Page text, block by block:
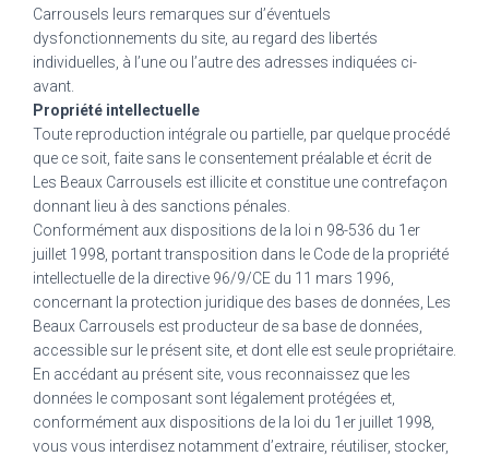
Carrousels leurs remarques sur d’éventuels
dysfonctionnements du site, au regard des libertés
individuelles, à l’une ou l’autre des adresses indiquées ci-
avant.
Propriété intellectuelle
Toute reproduction intégrale ou partielle, par quelque procédé
que ce soit, faite sans le consentement préalable et écrit de
Les Beaux Carrousels est illicite et constitue une contrefaçon
donnant lieu à des sanctions pénales.
Conformément aux dispositions de la loi n 98-536 du 1er
juillet 1998, portant transposition dans le Code de la propriété
intellectuelle de la directive 96/9/CE du 11 mars 1996,
concernant la protection juridique des bases de données, Les
Beaux Carrousels est producteur de sa base de données,
accessible sur le présent site, et dont elle est seule propriétaire.
En accédant au présent site, vous reconnaissez que les
données le composant sont légalement protégées et,
conformément aux dispositions de la loi du 1er juillet 1998,
vous vous interdisez notamment d’extraire, réutiliser, stocker,